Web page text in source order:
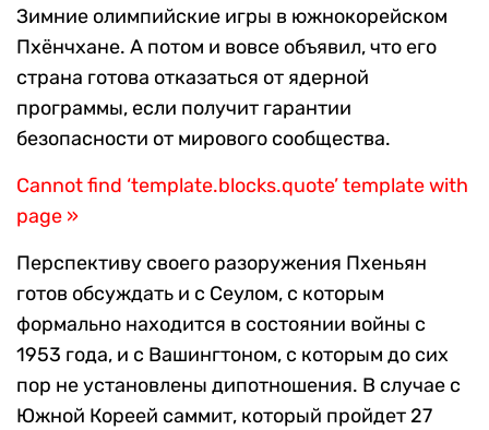
Зимние олимпийские игры в южнокорейском
Пхёнчхане. А потом и вовсе объявил, что его
страна готова отказаться от ядерной
программы, если получит гарантии
безопасности от мирового сообщества.
Cannot find ‘template.blocks.quote’ template with
page »
Перспективу своего разоружения Пхеньян
готов обсуждать и с Сеулом, с которым
формально находится в состоянии войны с
1953 года, и с Вашингтоном, с которым до сих
пор не установлены дипотношения. В случае с
Южной Кореей саммит, который пройдет 27